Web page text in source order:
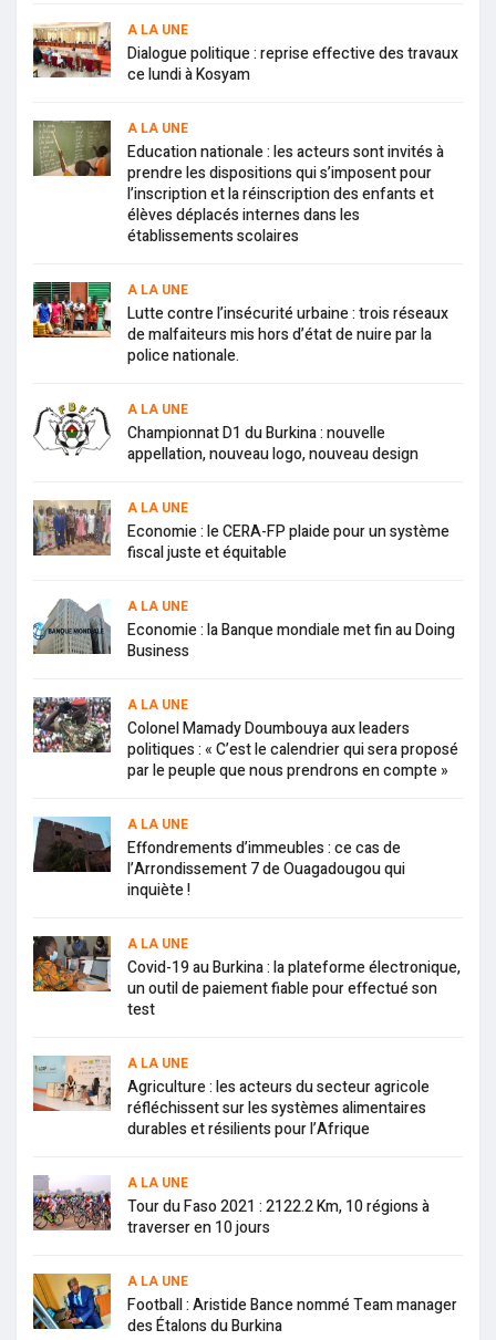
A LA UNE
Dialogue politique : reprise effective des travaux
ce lundi à Kosyam
A LA UNE
Education nationale : les acteurs sont invités à
prendre les dispositions qui s’imposent pour
l’inscription et la réinscription des enfants et
élèves déplacés internes dans les
établissements scolaires
A LA UNE
Lutte contre l’insécurité urbaine : trois réseaux
de malfaiteurs mis hors d’état de nuire par la
police nationale.
A LA UNE
Championnat D1 du Burkina : nouvelle
appellation, nouveau logo, nouveau design
A LA UNE
Economie : le CERA-FP plaide pour un système
fiscal juste et équitable
A LA UNE
Economie : la Banque mondiale met fin au Doing
Business
A LA UNE
Colonel Mamady Doumbouya aux leaders
politiques : « C’est le calendrier qui sera proposé
par le peuple que nous prendrons en compte »
A LA UNE
Effondrements d’immeubles : ce cas de
l’Arrondissement 7 de Ouagadougou qui
inquiète !
A LA UNE
Covid-19 au Burkina : la plateforme électronique,
un outil de paiement fiable pour effectué son
test
A LA UNE
Agriculture : les acteurs du secteur agricole
réfléchissent sur les systèmes alimentaires
durables et résilients pour l’Afrique
A LA UNE
Tour du Faso 2021 : 2122.2 Km, 10 régions à
traverser en 10 jours
A LA UNE
Football : Aristide Bance nommé Team manager
des Étalons du Burkina